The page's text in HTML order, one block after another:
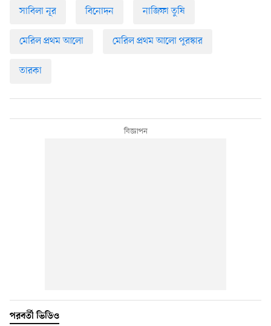
সাবিলা নূর বিনোদন নাজিফা তুষি
মেরিল প্রথম আলো মেরিল প্রথম আলো পুরস্কার
তারকা
পরবর্তী ভিডিও